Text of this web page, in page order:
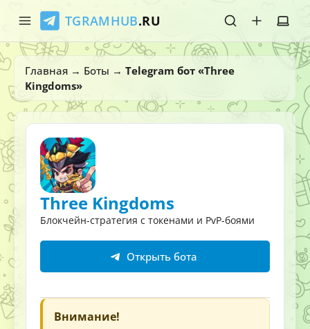
TGRAMHUB.RU
Главная
Стикеры
Эмодзи
О нас
Главная → Боты → Telegram бот «Three
Kingdoms»
Three Kingdoms
Блокчейн-стратегия с токенами и PvP-боями
Открыть бота
Внимание!